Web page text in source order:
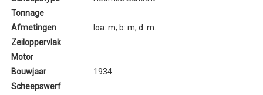
Tonnage
Afmetingen
loa: m; b: m; d: m.
Zeiloppervlak
Motor
Bouwjaar
1934
Scheepswerf